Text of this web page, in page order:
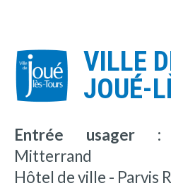
VILLE
JOUÉ-
Entrée usager :
Mitterrand
Hôtel de ville - Parvis